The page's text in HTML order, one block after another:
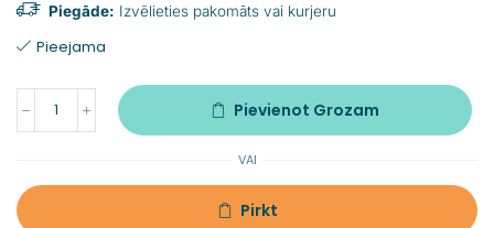
Piegāde: Izvēlieties pakomāts vai kurjeru
Pieejama
Pievienot Grozam
VAI
Pirkt